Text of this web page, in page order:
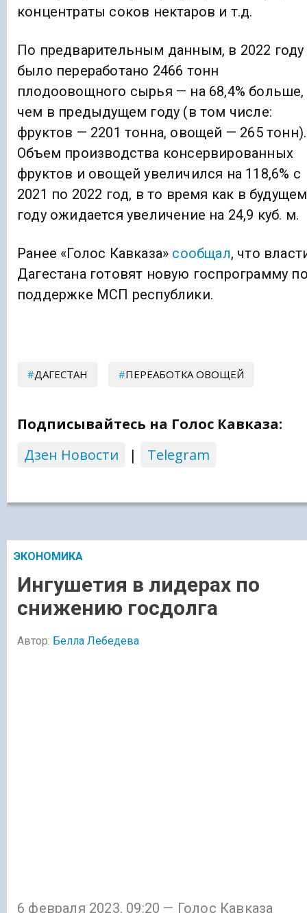
концентраты соков нектаров и т.д.
По предварительным данным, в 2022 году
было переработано 2466 тонн
плодоовощного сырья — на 68,4% больше,
чем в предыдущем году (в том числе:
фруктов — 2201 тонна, овощей — 265 тонн).
Объем производства консервированных
фруктов и овощей увеличился на 118,6% с
2021 по 2022 год, в то время как в будущем
году ожидается увеличение на 24,9 куб. м.
Ранее «Голос Кавказа» сообщал, что
Дагестана готовят новую госпрограмму
поддержке МСП республики.
ДАГЕСТАН ПЕРЕАБОТКА ОВОЩЕЙ
Подписывайтесь на Голос Кавказа:
Дзен Новости
| Telegram
ЭКОНОМИКА
Ингушетия в лидерах по
снижению госдолга
Автор: Белла Лебедева
6 февраля 2023, 09:20 — Голос Кавказа